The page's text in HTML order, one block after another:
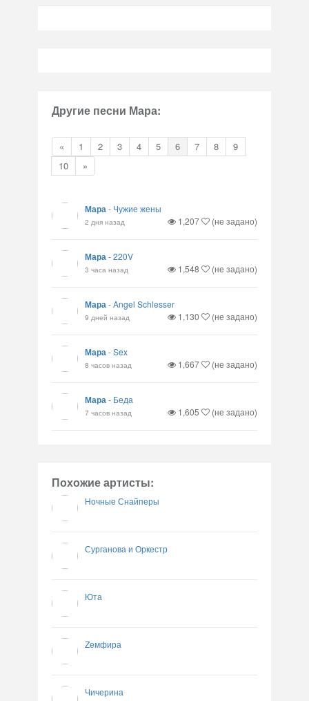
Другие песни Мара:
« 1 2 3 4 5 6 7 8
9
10
»
Мара- Чужие жены
2 дня назад 1,207 (не задано)
Мара-220V
3 часа назад 1,548 (не задано)
Мара-Angel Schlesser
9 дней назад 1,130 (не задано)
Мара-Sex
8 часов назад 1,667 (не задано)
Мара- Беда
7 часов назад 1,605 (не задано)
Похожие артисты:
Ночные Снайперы
Сурганова и Оркестр
Юта
Zемфира
Чичерина